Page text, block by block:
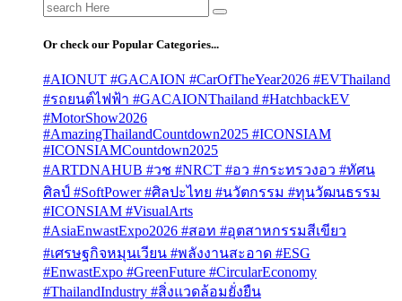
Search
for:
Or check our Popular Categories...
#AIONUT #GACAION #CarOfTheYear2026 #EVThailand
#รถยนต์ไฟฟ้า #GACAIONThailand #HatchbackEV
#MotorShow2026
#AmazingThailandCountdown2025 #ICONSIAM
#ICONSIAMCountdown2025
#ARTDNAHUB #วช #NRCT #อว #กระทรวงอว #ทัศน
ศิลป์ #SoftPower #ศิลปะไทย #นวัตกรรม #ทุนวัฒนธรรม
#ICONSIAM #VisualArts
#AsiaEnwastExpo2026 #สอท #อุตสาหกรรมสีเขียว
#เศรษฐกิจหมุนเวียน #พลังงานสะอาด #ESG
#EnwastExpo #GreenFuture #CircularEconomy
#ThailandIndustry #สิ่งแวดล้อมยั่งยืน